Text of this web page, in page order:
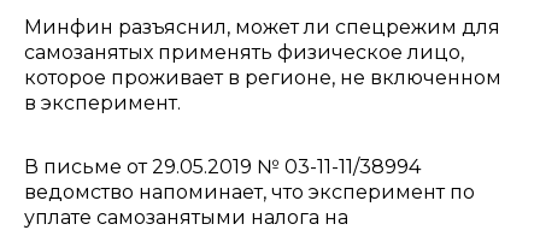
Минфин разъяснил, может ли спецрежим для
самозанятых применять физическое лицо,
которое проживает в регионе, не включенном
в эксперимент.
В письме от 29.05.2019 № 03-11-11/38994
ведомство напоминает, что эксперимент по
уплате самозанятыми налога на